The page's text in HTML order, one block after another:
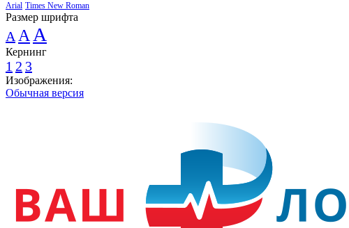
Arial Times New Roman
Размер шрифта
A AA
Кернинг
1 2 3
Изображения:
Обычная версия